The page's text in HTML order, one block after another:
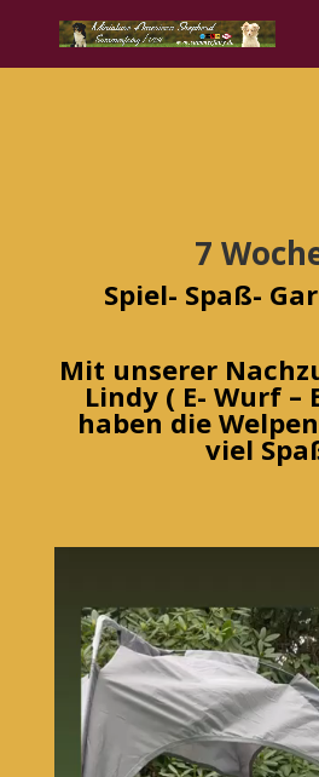
7
Spiel- Spaß-
Mit unserer
Lindy ( E- Wurf –
haben die
viel